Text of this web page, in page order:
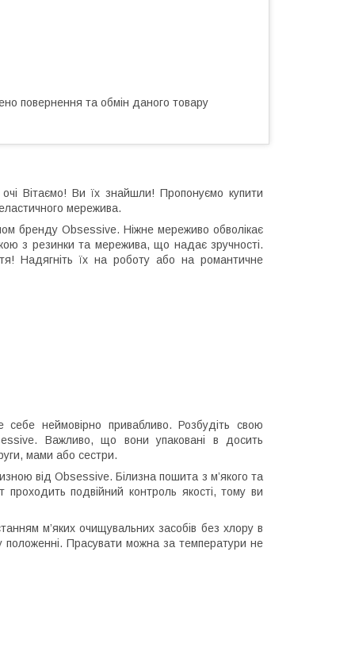
повернення та обмін даного товару
Вітаємо! Ви їх знайшли! Пропонуємо купити
мережива.
бренду Obsessive. Ніжне мереживо обволікає
з резинки та мережива, що надає зручності.
Надягніть їх на роботу або на романтичне
неймовірно привабливо. Розбудіть свою
Важливо, що вони упаковані в досить
мами або сестри.
від Obsessive. Білизна пошита з м’якого та
подвійний контроль якості, тому ви
м’яких очищувальних засобів без хлору в
положенні. Прасувати можна за температури не